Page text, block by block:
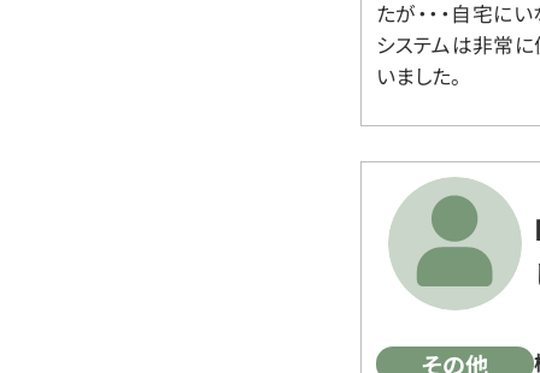
たが・・・自宅に
システムは非常に
いました。
その他